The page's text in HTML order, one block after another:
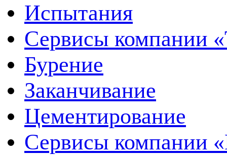
Испытания
Сервисы компании
Бурение
Заканчивание
Цементирование
Сервисы компании